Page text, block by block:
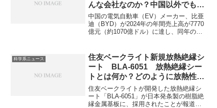
んな会社なのか？中国以外でも成
功しているのか？
中国の電気自動車（EV）メーカー、比亜
迪（BYD）が2024年の年間売上高が7770
億元（約1070億ドル）に達し、同年のテ
場でリーダー企業であったテスラも市場
の激化によってBYDの追いあげにあって
います。BYDとはどんな会社なのか、テ
スラとの違いがどこにあるのかを知るこ
とができる記事になっています。
科学系ニュース
住友ベークライト新規放熱絶縁シ
ート BLA-6051 放熱絶縁シー
トとは何か？どのように放熱性を
高めたのか？
住友ベークライトが開発した放熱絶縁シ
ート「BLA-6051」が日本発条製の樹脂絶
縁金属基板に、採用されたことが報道さ